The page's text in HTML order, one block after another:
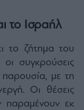
το Ισραήλ
το ζήτημα του
οι συγκρούσεις
παρουσία, με τη
Οι θέσεις
παραμένουν εκ